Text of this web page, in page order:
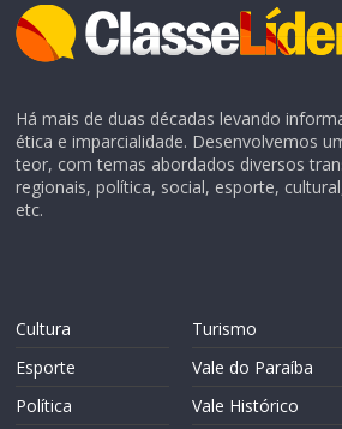
Há mais de duas décadas levando
ética e imparcialidade. Desenvolvemos
teor, com temas abordados diversos
regionais, política, social, esporte,
etc.
Cultura
Esporte
Política
Turismo
Vale do Paraíba
Vale Histórico